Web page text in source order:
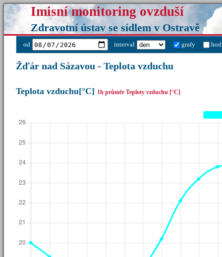
Imisní monitoring ovzduší
Zdravotní ústav se sídlem v Ostravě
od interval grafy
Žďár nad Sázavou - Teplota vzduchu
Teplota vzduchu[°C] 1h průměr Teploty vzduchu [°C]